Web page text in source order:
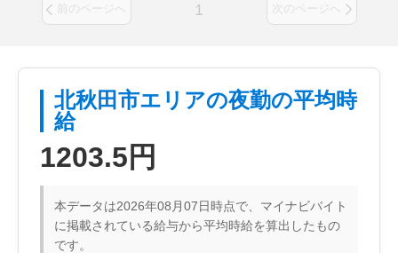
前のページへ 1 次のページへ
北秋田市エリアの夜勤の平均時
給
1203.5円
本データは2026年08月07日時点で、マイナビバイト
に掲載されている給与から平均時給を算出したもの
です。